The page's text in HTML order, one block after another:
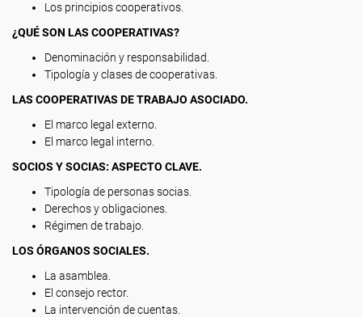
Los principios cooperativos.
¿QUÉ SON LAS COOPERATIVAS?
Denominación y responsabilidad.
Tipología y clases de cooperativas.
LAS COOPERATIVAS DE TRABAJO ASOCIADO.
El marco legal externo.
El marco legal interno.
SOCIOS Y SOCIAS: ASPECTO CLAVE.
Tipología de personas socias.
Derechos y obligaciones.
Régimen de trabajo.
LOS ÓRGANOS SOCIALES.
La asamblea.
El consejo rector.
La intervención de cuentas.